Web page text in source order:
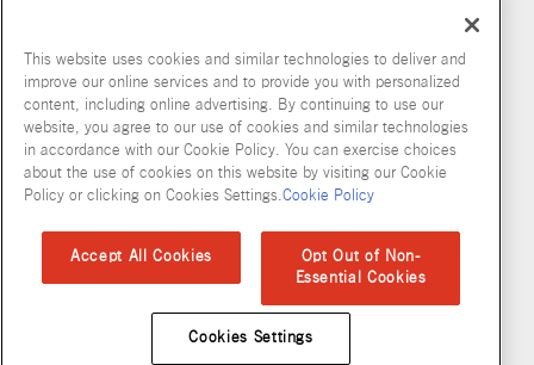
Stubb's Produits abandonnés
© McCormick & Company, Inc. 2026
Politique en matiere de fichiers temoins
Plan du site
Normes d'accessibilité
This website uses cookies and similar technologies to deliver and
improve our online services and to provide you with personalized
content, including online advertising. By continuing to use our
website, you agree to our use of cookies and similar technologies
in accordance with our Cookie Policy. You can exercise choices
about the use of cookies on this website by visiting our Cookie
Policy or clicking on Cookies Settings.Cookie Policy
Accept All Cookies
Opt Out of Non-
Essential Cookies
Cookies Settings